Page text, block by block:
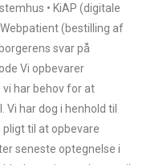
• KiAP (digitale
(bestilling af
svar på
Vi opbevarer
har behov for at
har dog i henhold til
til at opbevare
seneste optegnelse i